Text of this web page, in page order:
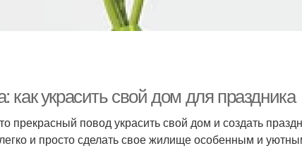
как украсить свой дом для праздника
прекрасный повод украсить свой дом и создать
и просто сделать свое жилище особенным и